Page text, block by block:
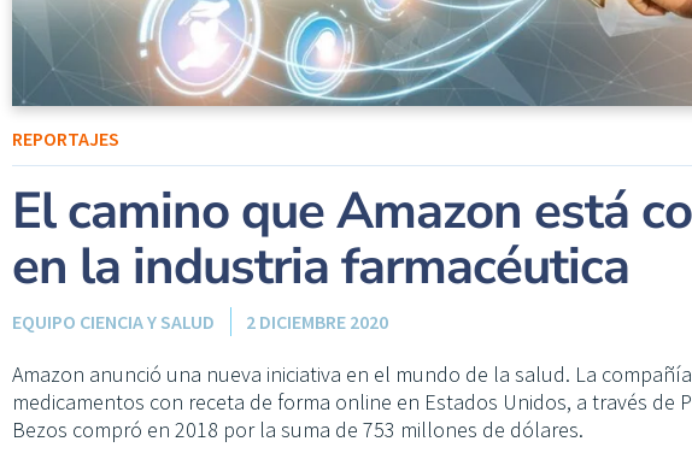
REPORTAJES
El camino que Amazon está
en la industria farmacéutica
EQUIPO CIENCIA Y SALUD 2 DICIEMBRE 2020
Amazon anunció una nueva iniciativa en el mundo de la salud. La
medicamentos con receta de forma online en Estados Unidos, a través de
Bezos compró en 2018 por la suma de 753 millones de dólares.